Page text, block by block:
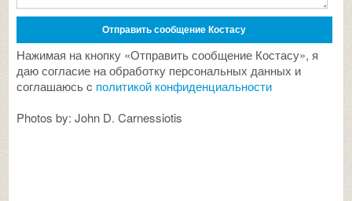
Нажимая на кнопку «Отправить сообщение Костасу», я
даю согласие на обработку персональных данных и
соглашаюсь c политикой конфиденциальности
Photos by: John D. Carnessiotis